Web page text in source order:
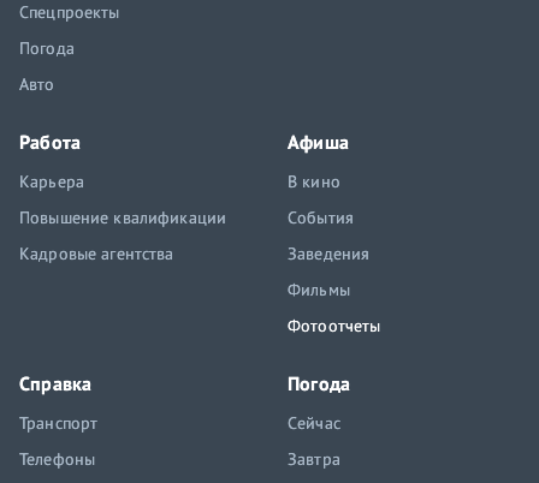
Спецпроекты
Погода
Авто
Работа
Карьера
Повышение квалификации
Кадровые агентства
Афиша
В кино
События
Заведения
Фильмы
Фотоотчеты
Справка
Транспорт
Телефоны
Погода
Сейчас
Завтра